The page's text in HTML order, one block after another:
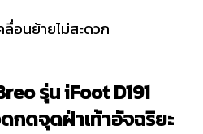
อนย้ายไม่สะดวก
รุ่น iFoot D191
กดจุดฝ่าเท้าอัจฉริยะ